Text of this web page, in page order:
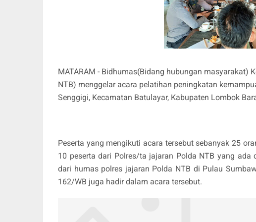
MATARAM - Bidhumas(Bidang hubungan masyarakat)
NTB) menggelar acara pelatihan peningkatan
Senggigi, Kecamatan Batulayar, Kabupaten Lombok
Peserta yang mengikuti acara tersebut sebanyak 25
10 peserta dari Polres/ta jajaran Polda NTB yang
dari humas polres jajaran Polda NTB di Pulau
162/WB juga hadir dalam acara tersebut.